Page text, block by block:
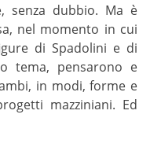
senza dubbio. Ma è
nel momento in cui
di Spadolini e di
tema, pensarono e
in modi, forme e
mazziniani. Ed